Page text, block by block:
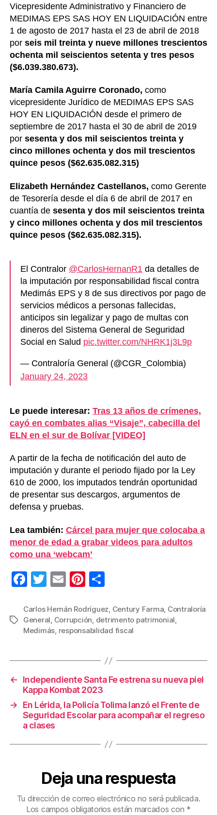
Vicepresidente Administrativo y Financiero de
MEDIMAS EPS SAS HOY EN LIQUIDACIÓN entre
1 de agosto de 2017 hasta el 23 de abril de 2018
por seis mil treinta y nueve millones trescientos
ochenta mil seiscientos setenta y tres pesos
($6.039.380.673).
María Camila Aguirre Coronado, como
vicepresidente Jurídico de MEDIMAS EPS SAS
HOY EN LIQUIDACIÓN desde el primero de
septiembre de 2017 hasta el 30 de abril de 2019
por sesenta y dos mil seiscientos treinta y
cinco millones ochenta y dos mil trescientos
quince pesos ($62.635.082.315)
Elizabeth Hernández Castellanos, como Gerente
de Tesorería desde el día 6 de abril de 2017 en
cuantía de sesenta y dos mil seiscientos treinta
y cinco millones ochenta y dos mil trescientos
quince pesos ($62.635.082.315).
El Contralor @CarlosHernanR1 da detalles de
la imputación por responsabilidad fiscal contra
Medimás EPS y 8 de sus directivos por pago de
servicios médicos a personas fallecidas,
anticipos sin legalizar y pago de multas con
dineros del Sistema General de Seguridad
Social en Salud pic.twitter.com/NHRK1j3L9p
— Contraloría General (@CGR_Colombia)
January 24, 2023
Le puede interesar: Tras 13 años de crímenes,
cayó en combates alias “Visaje”, cabecilla del
ELN en el sur de Bolívar [VIDEO]
A partir de la fecha de notificación del auto de
imputación y durante el periodo fijado por la Ley
610 de 2000, los imputados tendrán oportunidad
de presentar sus descargos, argumentos de
defensa y pruebas.
Lea también: Cárcel para mujer que colocaba a
menor de edad a grabar videos para adultos
como una ‘webcam’
F
c
e
o
o
k
T
tt
er
E
ail
Pi
er
e
m
p
tir
Etiquetas
Carlos Hernán Rodríguez, Century Farma, Contraloría
General, Corrupción, detrimento patrimonial,
Medimás, responsabilidad fiscal
←
Independiente Santa Fe estrena su nueva piel
Kappa Kombat 2023
→
En Lérida, la Policía Tolima lanzó el Frente de
Seguridad Escolar para acompañar el regreso
a clases
Deja una respuesta
Tu dirección de correo electrónico no será publicada.
Los campos obligatorios están marcados con *